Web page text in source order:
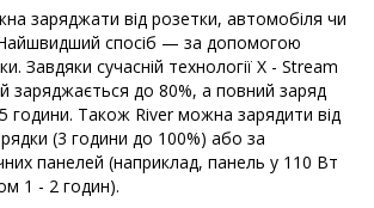
заряджати від розетки, автомобіля чи
Найшвидший спосіб — за допомогою
Завдяки сучасній технології X - Stream
заряджається до 80%, а повний заряд
години. Також River можна зарядити від
(3 години до 100%) або за
панелей (наприклад, панель у 110 Вт
1 - 2 годин).